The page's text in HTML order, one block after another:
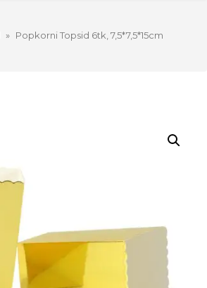
» Popkorni Topsid 6tk, 7,5*7,5*15cm